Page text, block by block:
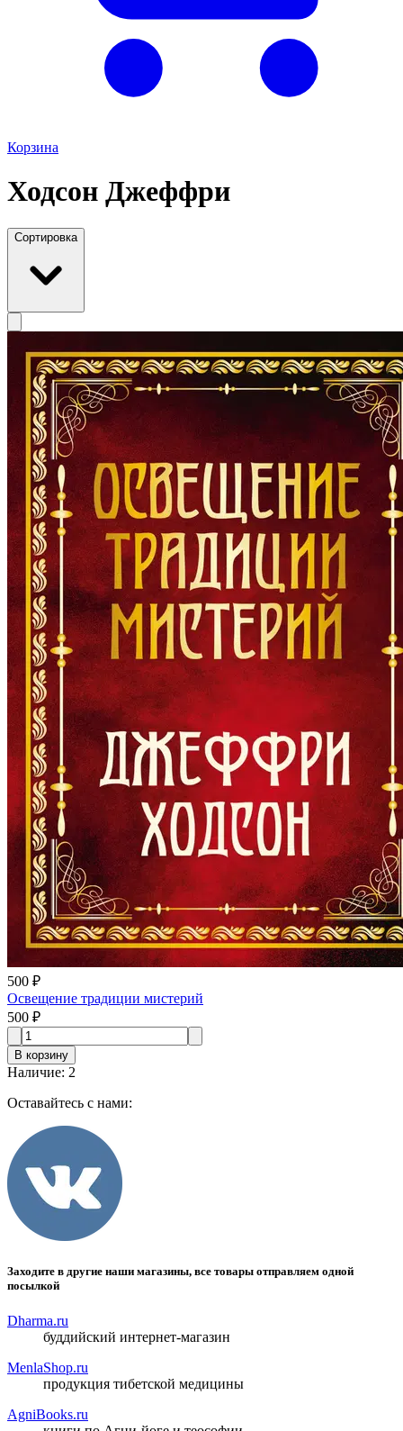
Корзина
Ходсон Джеффри
Сортировка
500 ₽
Освещение традиции мистерий
500 ₽
В корзину
Наличие: 2
Оставайтесь с нами:
Заходите в другие наши магазины, все товары отправляем одной
посылкой
Dharma.ru
буддийский интернет-магазин
MenlaShop.ru
продукция тибетской медицины
AgniBooks.ru